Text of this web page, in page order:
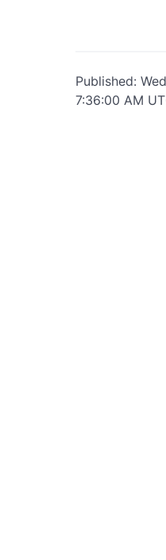
Published:
7:36:00 AM